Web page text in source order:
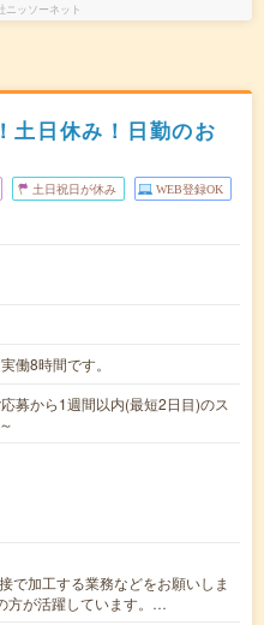
ニッソーネット
土日休み！日勤のお
土日祝日が休み WEB登録OK
働8時間です。
募から1週間以内(最短2日目)のス
で加工する業務などをお願いしま
方が活躍しています。…